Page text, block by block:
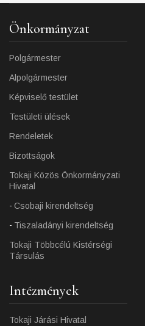
Önkormányzat
Polgármester
Alpolgármester
Képviselő testület
Testületi ülések
Rendeletek
Bizottságok
Tokaji Közös Önkormányzati
Hivatal
Csobaji kirendeltség
Tiszaladányi kirendeltség
Tokaji Többcélú Kistérségi
Társulás
Intézmények
Tokaji Járási Hivatal